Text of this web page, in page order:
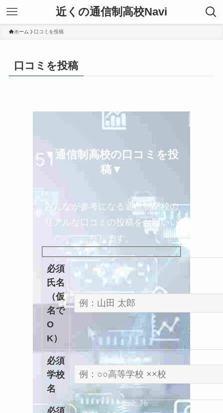
近くの通信制高校Navi
ホーム 口コミを投稿
口コミを投稿
▼通信制高校の口コミを投
稿▼
みんなが参考になる通信制高校の
リアルな口コミの投稿をお願いい
たします。
必須
氏名
（仮
名で
O
K）
必須
学校
名
必須